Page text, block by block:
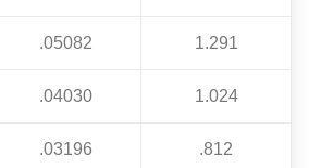
.05082 1.291
.04030 1.024
.03196 .812